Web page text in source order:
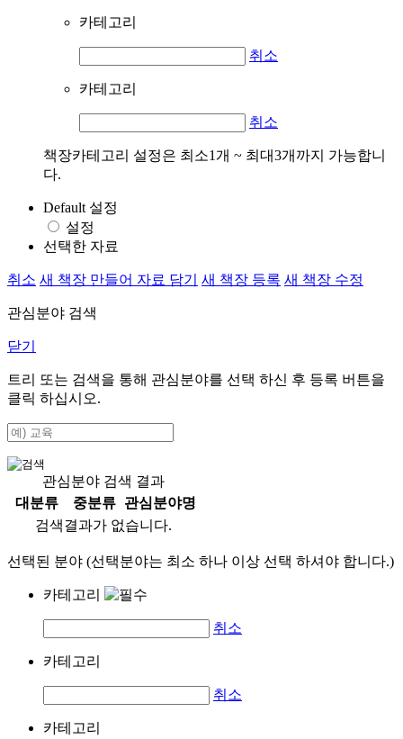
카테고리
취소
카테고리
취소
책장카테고리 설정은 최소1개 ~ 최대3개까지 가능합니
다.
Default 설정
설정
선택한 자료
취소 새 책장 만들어 자료 담기 새 책장 등록 새 책장 수정
관심분야 검색
닫기
트리 또는 검색을 통해 관심분야를 선택 하신 후 등록 버튼을
클릭 하십시오.
관심분야 검색 결과
대분류
중분류
관심분야명
검색결과가 없습니다.
선택된 분야 (선택분야는 최소 하나 이상 선택 하셔야 합니다.)
카테고리
취소
카테고리
취소
카테고리